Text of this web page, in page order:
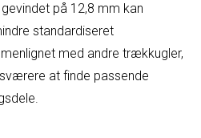
på 12,8 mm kan
standardiseret
med andre trækkugler,
at finde passende